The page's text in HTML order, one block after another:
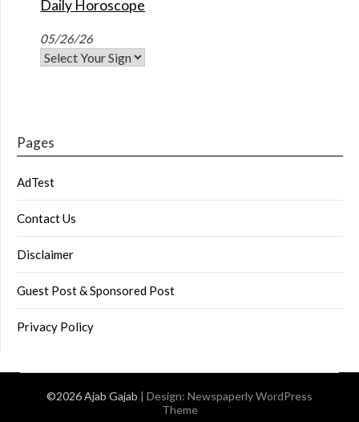
Daily Horoscope
05/26/26
Pages
AdTest
Contact Us
Disclaimer
Guest Post & Sponsored Post
Privacy Policy
©2026 Ajab Gajab | Design: Newspaperly WordPress
Theme